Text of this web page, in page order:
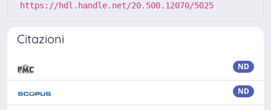
https://hdl.handle.net/20.500.12070/5025
Citazioni
ND
ND